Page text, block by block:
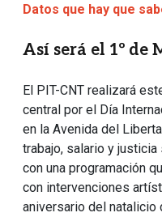
Datos que hay que
Así será el 1º de
El PIT-CNT realizará
central por el Día
en la Avenida del
trabajo, salario y justicia
con una programación
con intervenciones
aniversario del natalicio